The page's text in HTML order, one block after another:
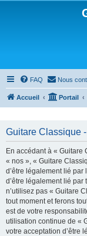
FAQ Nous
Accueil Portail
Guitare Classique
En accédant à « Guitare
« nos », « Guitare
d’être légalement lié par
d’être légalement lié par
n’utilisez pas « Guitare
tout moment et ferons
est de votre
utilisation continue de «
votre acceptation d’être